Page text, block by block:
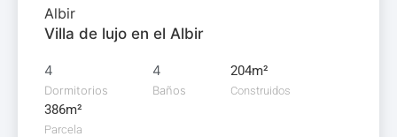
Albir
Villa de lujo en el Albir
4
Dormitorios
4
Baños
204m²
Construidos
386m²
Parcela